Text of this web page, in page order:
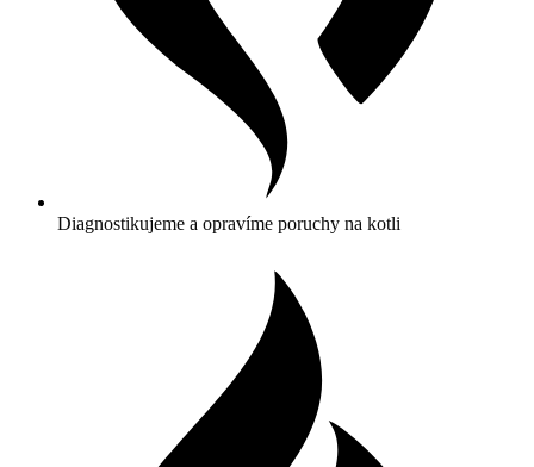
Diagnostikujeme a opravíme poruchy na kotli